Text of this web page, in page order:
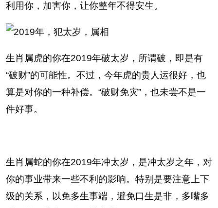
利用你，加害你，让你整年不得安生。
生肖属虎的你在2019年破太岁，所谓破，即是有
“破财”的可能性。不过，今年虎的贵人运很好，也
算是对你的一种补偿。“破财免灾”，也未尝不是一
件好事。
生肖属蛇的你在2019年冲太岁，是冲太岁之年，对
你的事业带来一些不利的影响。特别是要注意上下
级的关系，以免多生事端，避免口生是非，多嘴多